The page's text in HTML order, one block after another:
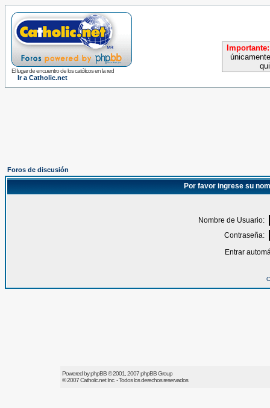
El lugar de encuentro de los católicos en la red
Ir a Catholic.net
Importante:
Foros de discusión
Por favor ingrese su
Nombre de Usuario:
Contraseña:
Entrar
Powered byphpBB© 2001, 2007 phpBB Group
© 2007Catholic.netInc. - Todos los derechos reservados